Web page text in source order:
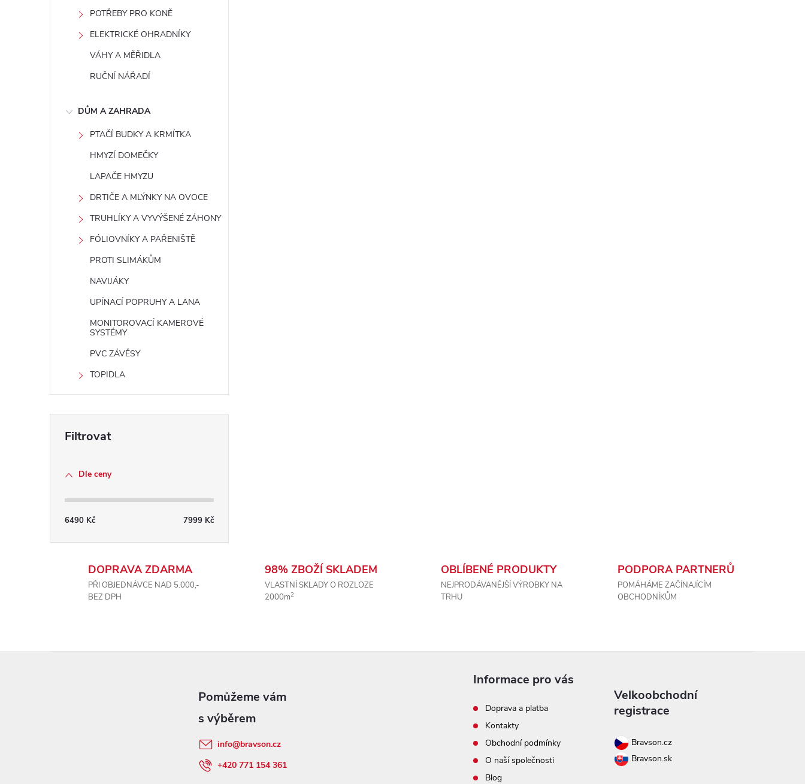
POTŘEBY PRO KONĚ
ELEKTRICKÉ OHRADNÍKY
VÁHY A MĚŘIDLA
RUČNÍ NÁŘADÍ
DŮM A ZAHRADA
PTAČÍ BUDKY A KRMÍTKA
HMYZÍ DOMEČKY
LAPAČE HMYZU
DRTIČE A MLÝNKY NA OVOCE
TRUHLÍKY A VYVÝŠENÉ ZÁHONY
FÓLIOVNÍKY A PAŘENIŠTĚ
PROTI SLIMÁKŮM
NAVIJÁKY
UPÍNACÍ POPRUHY A LANA
MONITOROVACÍ KAMEROVÉ
SYSTÉMY
PVC ZÁVĚSY
TOPIDLA
Dle ceny
6490 Kč 7999 Kč
DOPRAVA ZDARMA
PŘI OBJEDNÁVCE NAD 5.000,-
BEZ DPH
98% ZBOŽÍ SKLADEM
VLASTNÍ SKLADY O ROZLOZE
2000m2
OBLÍBENÉ PRODUKTY
NEJPRODÁVANĚJŠÍ VÝROBKY NA
TRHU
PODPORA PARTNERŮ
POMÁHÁME ZAČÍNAJÍCÍM
OBCHODNÍKŮM
info@bravson.cz
+420 771 154 361
Informace pro vás
Doprava a platba
Kontakty
Obchodní podmínky
O naší společnosti
Blog
Velkoobchodní
registrace
Bravson.cz
Bravson.sk